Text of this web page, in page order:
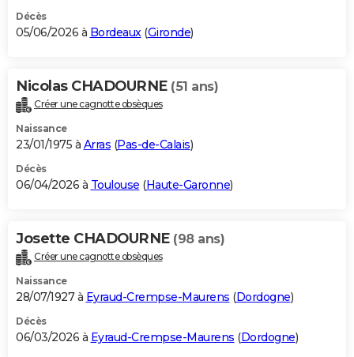
S'inscrire
Se connecter
Lycées
Collèges
Primaires
Universités
Entreprises
Service militaire
Avis de recherche
AVIS DE DÉCÈS
Bricolage
Lifestyle
Culture
Sport
Auto
Television
Voyage
Cinema
Décès
05/06/2026 à Bordeaux(Gironde)
Nicolas CHADOURNE (51 ans)
Créer une cagnotte obsèques
Naissance
23/01/1975 à Arras (Pas-de-Calais)
Décès
06/04/2026 à Toulouse (Haute-Garonne)
Josette CHADOURNE (98 ans)
Créer une cagnotte obsèques
Naissance
28/07/1927 à Eyraud-Crempse-Maurens (Dordogne)
Décès
06/03/2026 à Eyraud-Crempse-Maurens (Dordogne)